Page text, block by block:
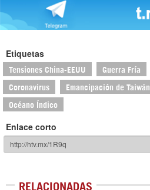
Etiquetas
Tensiones China-EEUU Guerra Fría
Coronavirus Emancipación de Taiwán
Océano Índico
Enlace corto
RELACIONADAS